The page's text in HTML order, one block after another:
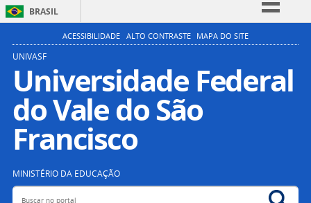
BRASIL
Simplifique!
Participe
Acesso à informação
Legislação
ACESSIBILIDADE ALTO CONTRASTE MAPA DO SITE
UNIVASF
Universidade Federal
do Vale do São
Francisco
MINISTÉRIO DA EDUCAÇÃO
Buscar no portal